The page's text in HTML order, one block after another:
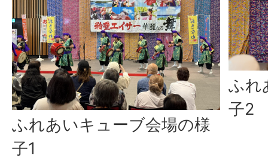
ふれあいキューブ会場の様
子1
ふれ
子2